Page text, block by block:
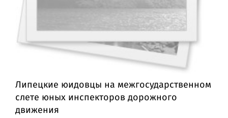
Липецкие юидовцы на межгосударственном
слете юных инспекторов дорожного
движения